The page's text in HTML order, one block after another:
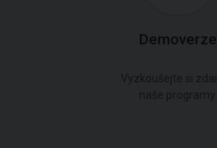
Demoverze